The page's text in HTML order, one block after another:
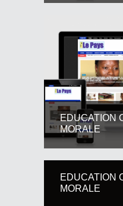
EDUCATION
MORALE
EDUCATION
MORALE